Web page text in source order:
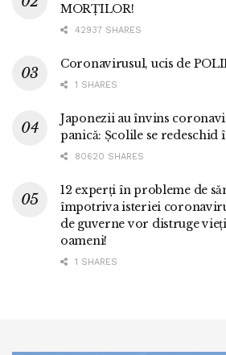
MORȚILOR!
42937 SHARES
Coronavirusul, ucis de
1 SHARES
Japonezii au învins
panică: Școlile se redeschid
80620 SHARES
12 experți în probleme de
împotriva isteriei
de guverne vor distruge
oameni!
1 SHARES